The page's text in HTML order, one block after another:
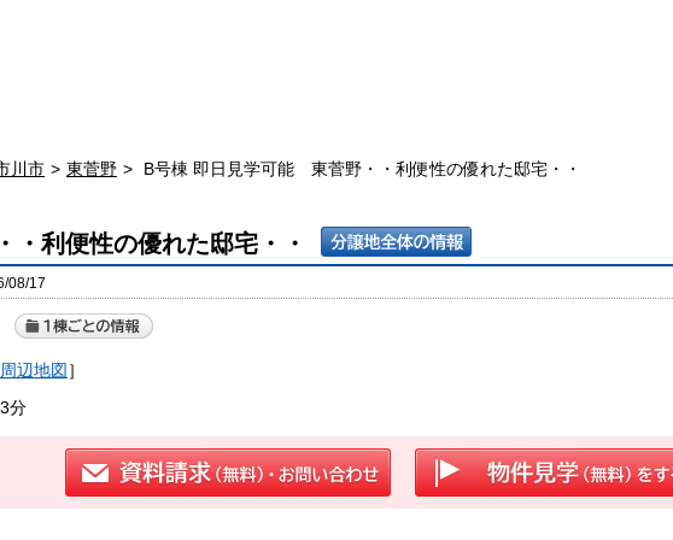
川市 東菅野 B号棟 即日見学可能 東菅野・・利便性の優れた邸宅・・
利便性の優れた邸宅・・
08/17
周辺地図］
分